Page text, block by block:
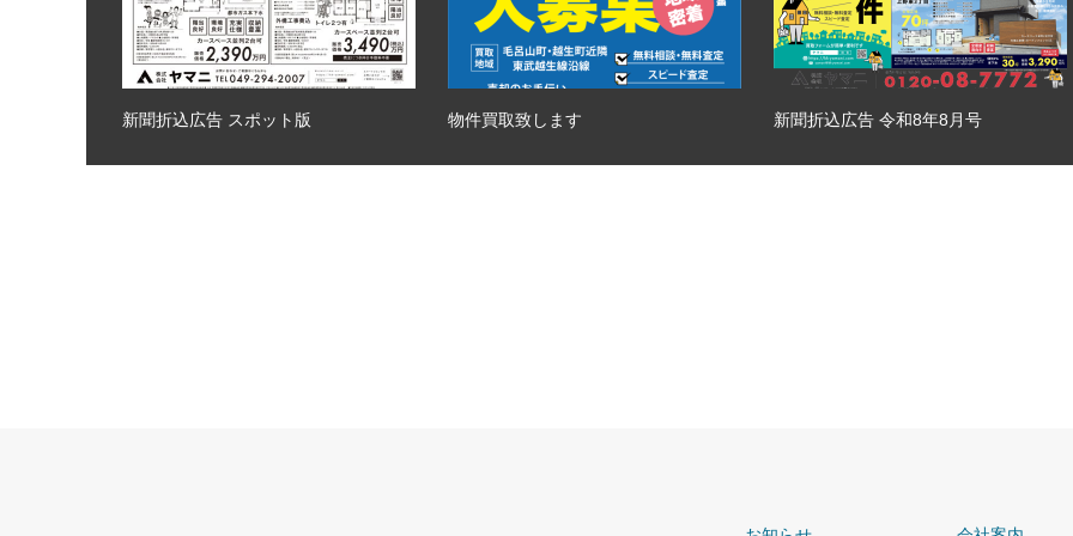
新聞折込広告 スポット版 物件買取致します 新聞折込広告 令和8年8月号